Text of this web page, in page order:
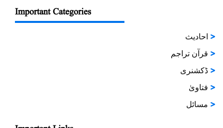
Important Categories
احادیث
قرآن تراجم
ڈکشنری
فتاویٰ
مسائل